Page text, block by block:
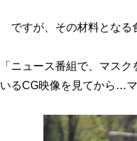
ですが、その材料となる
「ニュース番組で、マス
いるCG映像を見てから…